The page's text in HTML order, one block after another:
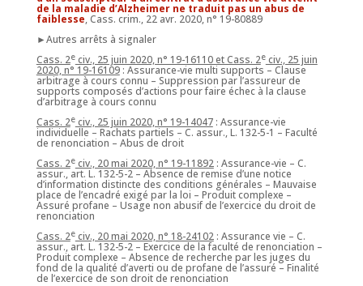
de la maladie d’Alzheimer ne traduit pas un abus de
faiblesse, Cass. crim., 22 avr. 2020, n° 19-80889
►Autres arrêts à signaler
Cass. 2eciv., 25 juin 2020, n° 19-16110 et Cass. 2eciv., 25 juin
2020, n° 19-16109: Assurance-vie multi supports – Clause
arbitrage à cours connu – Suppression par l’assureur de
supports composés d’actions pour faire échec à la clause
d’arbitrage à cours connu
Cass. 2eciv., 25 juin 2020, n° 19-14047: Assurance-vie
individuelle – Rachats partiels – C. assur., L. 132-5-1 – Faculté
de renonciation – Abus de droit
Cass. 2eciv., 20 mai 2020, n° 19-11892: Assurance-vie – C.
assur., art. L. 132-5-2 – Absence de remise d’une notice
d’information distincte des conditions générales – Mauvaise
place de l’encadré exigé par la loi – Produit complexe –
Assuré profane – Usage non abusif de l’exercice du droit de
renonciation
Cass. 2eciv., 20 mai 2020, n° 18-24102: Assurance vie – C.
assur., art. L. 132-5-2 – Exercice de la faculté de renonciation –
Produit complexe – Absence de recherche par les juges du
fond de la qualité d’averti ou de profane de l’assuré – Finalité
de l’exercice de son droit de renonciation